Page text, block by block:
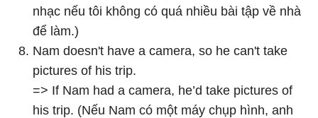
nhạc nếu tôi không có quá nhiều bài tập về nhà
để làm.)
Nam doesn't have a camera, so he can't take
pictures of his trip.
=> If Nam had a camera, he’d take pictures of
his trip. (Nếu Nam có một máy chụp hình, anh